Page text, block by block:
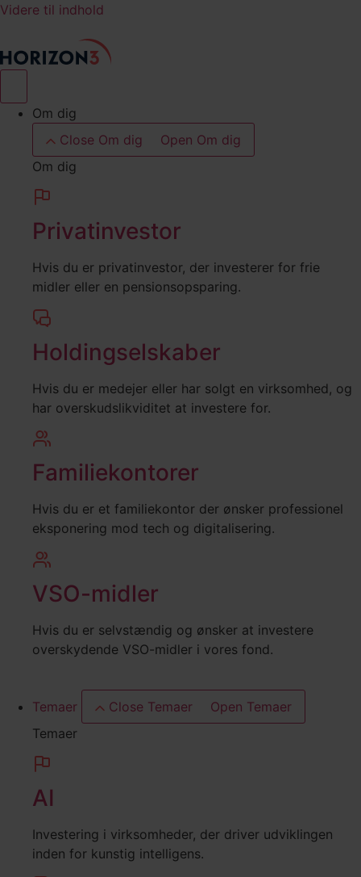
Videre til indhold
Om dig
Close Om dig
Open Om dig
Om dig
Privatinvestor
Hvis du er privatinvestor, der investerer for frie
midler eller en pensionsopsparing.
Holdingselskaber
Hvis du er medejer eller har solgt en virksomhed, og
har overskudslikviditet at investere for.
Familiekontorer
Hvis du er et familiekontor der ønsker professionel
eksponering mod tech og digitalisering.
VSO-midler
Hvis du er selvstændig og ønsker at investere
overskydende VSO-midler i vores fond.
Temaer Close Temaer
Open Temaer
Temaer
AI
Investering i virksomheder, der driver udviklingen
inden for kunstig intelligens.